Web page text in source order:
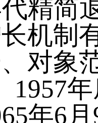
精简
机制
象
年
年6